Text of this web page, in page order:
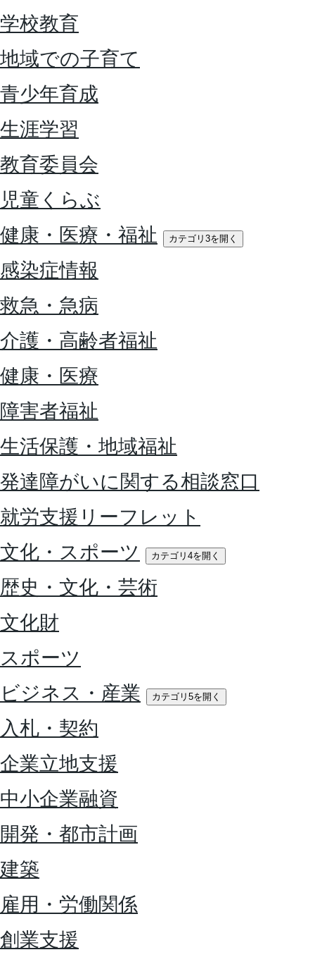
学校教育
地域での子育て
青少年育成
生涯学習
教育委員会
児童くらぶ
健康・医療・福祉
カテゴリ3を開く
感染症情報
救急・急病
介護・高齢者福祉
健康・医療
障害者福祉
生活保護・地域福祉
発達障がいに関する相談窓口
就労支援リーフレット
文化・スポーツ
カテゴリ4を開く
歴史・文化・芸術
文化財
スポーツ
ビジネス・産業
カテゴリ5を開く
入札・契約
企業立地支援
中小企業融資
開発・都市計画
建築
雇用・労働関係
創業支援